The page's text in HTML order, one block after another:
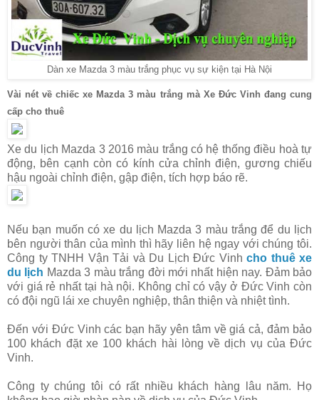
Dàn xe Mazda 3 màu trắng phục vụ sự kiện tại Hà Nội
Vài nét về chiếc xe Mazda 3 màu trắng mà Xe Đức Vinh đang cung
cấp cho thuê
Xe du lịch Mazda 3 2016 màu trắng có hệ thống điều hoà tự
động, bên cạnh còn có kính cửa chỉnh điện, gương chiếu
hậu ngoài chỉnh điện, gập điện, tích hợp báo rẽ.
Nếu bạn muốn có xe du lịch Mazda 3 màu trắng để du lịch
bên người thân của mình thì hãy liên hệ ngay với chúng tôi.
Công ty TNHH Vận Tải và Du Lịch Đức Vinh cho thuê xe
du lịch Mazda 3 màu trắng đời mới nhất hiện nay. Đảm bảo
với giá rẻ nhất tại hà nội. Không chỉ có vậy ở Đức Vinh còn
có đội ngũ lái xe chuyên nghiệp, thân thiện và nhiệt tình.
Đến với Đức Vinh các bạn hãy yên tâm về giá cả, đảm bảo
100 khách đặt xe 100 khách hài lòng về dịch vụ của Đức
Vinh.
Công ty chúng tôi có rất nhiều khách hàng lâu năm. Họ